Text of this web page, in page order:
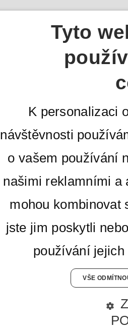
Tyto
K personalizaci
návštěvnosti
o vašem používání
našimi reklamními a
mohou kombinovat
jste jim poskytli
používání
VŠE